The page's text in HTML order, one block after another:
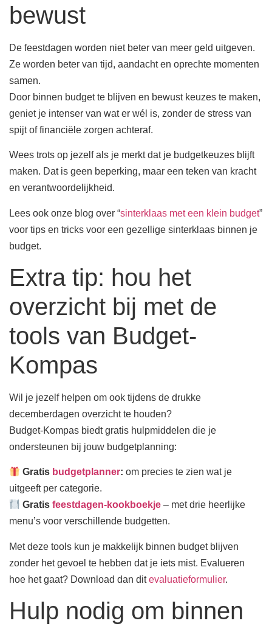
bewust
De feestdagen worden niet beter van meer geld uitgeven.
Ze worden beter van tijd, aandacht en oprechte momenten
samen.
Door binnen budget te blijven en bewust keuzes te maken,
geniet je intenser van wat er wél is, zonder de stress van
spijt of financiële zorgen achteraf.
Wees trots op jezelf als je merkt dat je budgetkeuzes blijft
maken. Dat is geen beperking, maar een teken van kracht
en verantwoordelijkheid.
Lees ook onze blog over “sinterklaas met een klein budget”
voor tips en tricks voor een gezellige sinterklaas binnen je
budget.
Extra tip: hou het
overzicht bij met de
tools van Budget-
Kompas
Wil je jezelf helpen om ook tijdens de drukke
decemberdagen overzicht te houden?
Budget-Kompas biedt gratis hulpmiddelen die je
ondersteunen bij jouw budgetplanning:
Gratis budgetplanner: om precies te zien wat je
uitgeeft per categorie.
Gratisfeestdagen-kookboekje – met drie heerlijke
menu’s voor verschillende budgetten.
Met deze tools kun je makkelijk binnen budget blijven
zonder het gevoel te hebben dat je iets mist. Evalueren
hoe het gaat? Download dan ditevaluatieformulier.
Hulp nodig om binnen